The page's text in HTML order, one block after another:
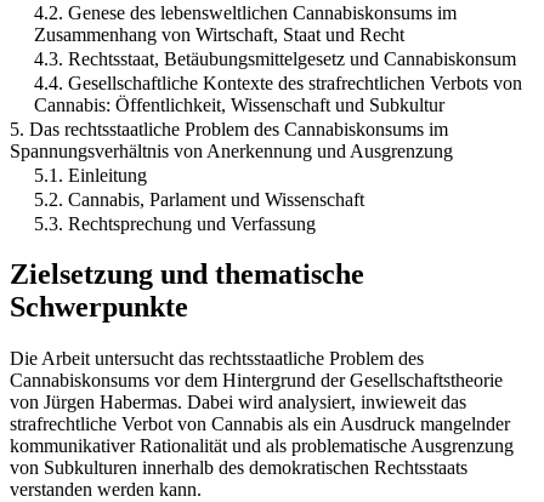
4.2. Genese des lebensweltlichen Cannabiskonsums im
Zusammenhang von Wirtschaft, Staat und Recht
4.3. Rechtsstaat, Betäubungsmittelgesetz und Cannabiskonsum
4.4. Gesellschaftliche Kontexte des strafrechtlichen Verbots von
Cannabis: Öffentlichkeit, Wissenschaft und Subkultur
5. Das rechtsstaatliche Problem des Cannabiskonsums im
Spannungsverhältnis von Anerkennung und Ausgrenzung
5.1. Einleitung
5.2. Cannabis, Parlament und Wissenschaft
5.3. Rechtsprechung und Verfassung
Zielsetzung und thematische
Schwerpunkte
Die Arbeit untersucht das rechtsstaatliche Problem des
Cannabiskonsums vor dem Hintergrund der Gesellschaftstheorie
von Jürgen Habermas. Dabei wird analysiert, inwieweit das
strafrechtliche Verbot von Cannabis als ein Ausdruck mangelnder
kommunikativer Rationalität und als problematische Ausgrenzung
von Subkulturen innerhalb des demokratischen Rechtsstaats
verstanden werden kann.